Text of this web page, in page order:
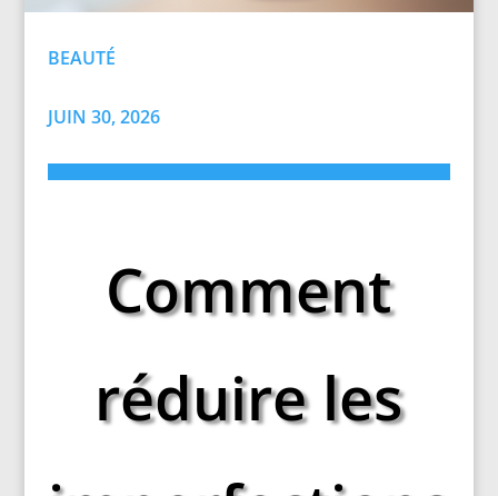
BEAUTÉ
JUIN 30, 2026
Comment
réduire les